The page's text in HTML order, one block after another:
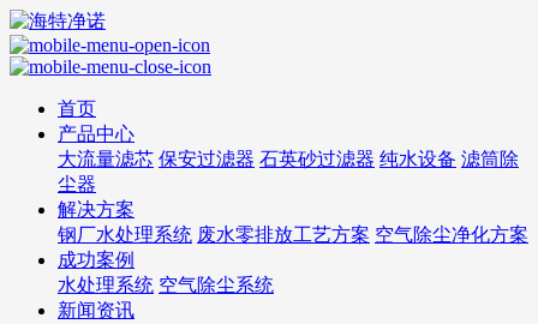
首页
产品中心
大流量滤芯 保安过滤器 石英砂过滤器 纯水设备 滤筒除
尘器
解决方案
钢厂水处理系统 废水零排放工艺方案 空气除尘净化方案
成功案例
水处理系统 空气除尘系统
新闻资讯